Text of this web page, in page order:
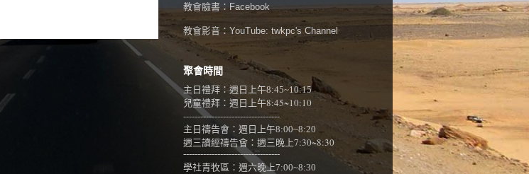
教會臉書：Facebook
教會影音：YouTube: twkpc's Channel
聚會時間
主日禮拜：週日上午8:45~10:15
兒童禮拜：週日上午8:45~10:10
----------------------------------
主日禱告會：週日上午8:00~8:20
週三讀經禱告會：週三晚上7:30~8:30
----------------------------------
學社青牧區：週六晚上7:00~8:30